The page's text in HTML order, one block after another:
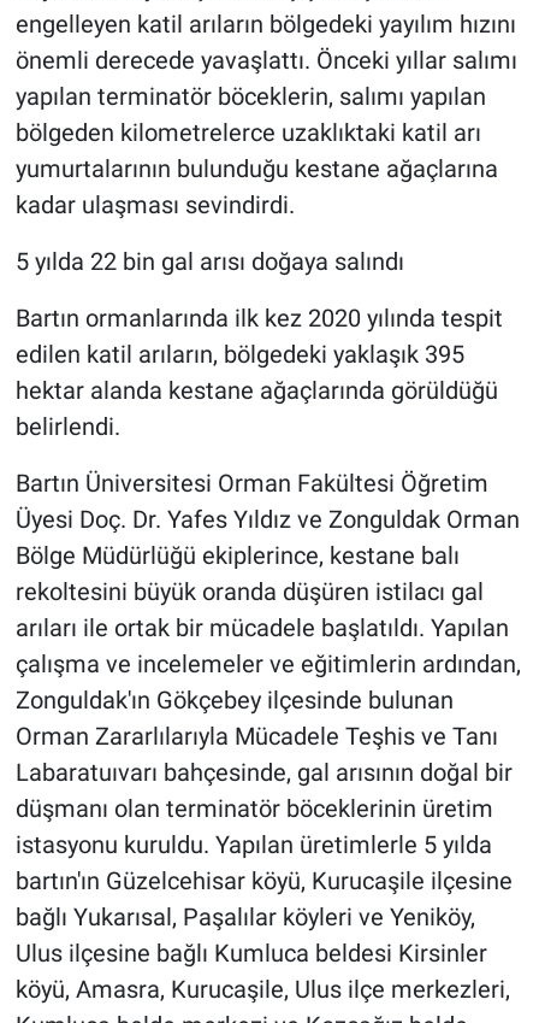
engelleyen katil arıların bölgedeki yayılım hızını
önemli derecede yavaşlattı. Önceki yıllar salımı
yapılan terminatör böceklerin, salımı yapılan
bölgeden kilometrelerce uzaklıktaki katil arı
yumurtalarının bulunduğu kestane ağaçlarına
kadar ulaşması sevindirdi.
5 yılda 22 bin gal arısı doğaya salındı
Bartın ormanlarında ilk kez 2020 yılında tespit
edilen katil arıların, bölgedeki yaklaşık 395
hektar alanda kestane ağaçlarında görüldüğü
belirlendi.
Bartın Üniversitesi Orman Fakültesi Öğretim
Üyesi Doç. Dr. Yafes Yıldız ve Zonguldak Orman
Bölge Müdürlüğü ekiplerince, kestane balı
rekoltesini büyük oranda düşüren istilacı gal
arıları ile ortak bir mücadele başlatıldı. Yapılan
çalışma ve incelemeler ve eğitimlerin ardından,
Zonguldak'ın Gökçebey ilçesinde bulunan
Orman Zararlılarıyla Mücadele Teşhis ve Tanı
Labaratuıvarı bahçesinde, gal arısının doğal bir
düşmanı olan terminatör böceklerinin üretim
istasyonu kuruldu. Yapılan üretimlerle 5 yılda
bartın'ın Güzelcehisar köyü, Kurucaşile ilçesine
bağlı Yukarısal, Paşalılar köyleri ve Yeniköy,
Ulus ilçesine bağlı Kumluca beldesi Kirsinler
köyü, Amasra, Kurucaşile, Ulus ilçe merkezleri,